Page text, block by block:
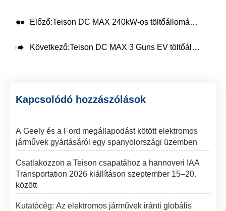
 Előző:Teison DC MAX 240kW-os töltőállomás Brazíliában, 2024
 Következő:Teison DC MAX 3 Guns EV töltőállomás Dél-Amerikában, 2024
Kapcsolódó hozzászólások
A Geely és a Ford megállapodást kötött elektromos
járművek gyártásáról egy spanyolországi üzemben
Csatlakozzon a Teison csapatához a hannoveri IAA
Transportation 2026 kiállításon szeptember 15–20.
között
Kutatócég: Az elektromos járművek iránti globális